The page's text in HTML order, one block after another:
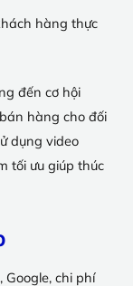
hàng thực
đến cơ hội
hàng cho đối
dụng video
tối ưu giúp thúc
Google, chi phí